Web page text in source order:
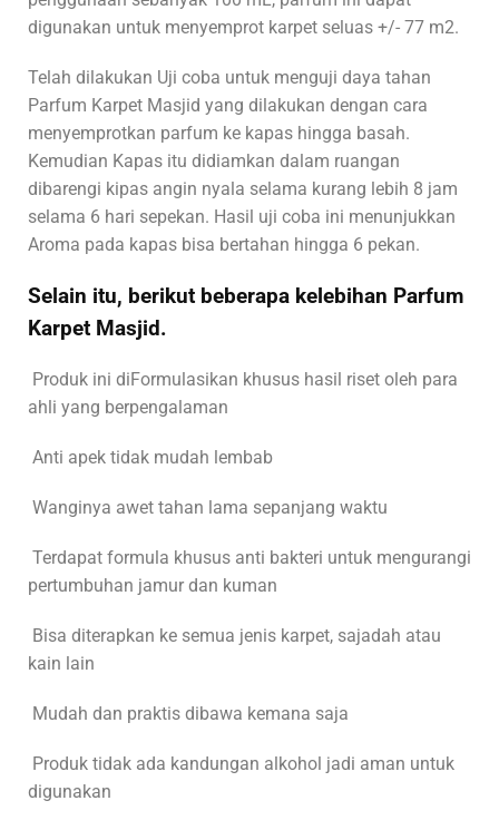
digunakan untuk menyemprot karpet seluas +/- 77 m2.
Telah dilakukan Uji coba untuk menguji daya tahan
Parfum Karpet Masjid yang dilakukan dengan cara
menyemprotkan parfum ke kapas hingga basah.
Kemudian Kapas itu didiamkan dalam ruangan
dibarengi kipas angin nyala selama kurang lebih 8 jam
selama 6 hari sepekan. Hasil uji coba ini menunjukkan
Aroma pada kapas bisa bertahan hingga 6 pekan.
Selain itu, berikut beberapa kelebihan Parfum
Karpet Masjid.
Produk ini diFormulasikan khusus hasil riset oleh para
ahli yang berpengalaman
Anti apek tidak mudah lembab
Wanginya awet tahan lama sepanjang waktu
Terdapat formula khusus anti bakteri untuk mengurangi
pertumbuhan jamur dan kuman
Bisa diterapkan ke semua jenis karpet, sajadah atau
kain lain
Mudah dan praktis dibawa kemana saja
Produk tidak ada kandungan alkohol jadi aman untuk
digunakan